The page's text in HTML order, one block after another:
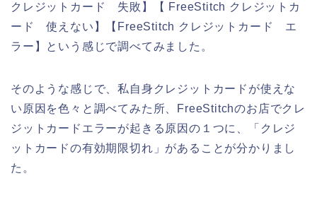
クレジットカード 失敗】【 FreeStitch クレジットカ
ード 使えない】【FreeStitch クレジットカード エ
ラー】という感じで調べてみました。
そのような感じで、私自身クレジットカードが使えな
い原因を色々と調べてみた所、FreeStitchのお店でクレ
ジットカードエラーが起きる原因の１つに、「クレジ
ットカードの有効期限切れ」があることが分かりまし
た。